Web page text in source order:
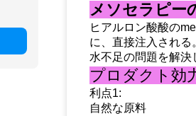
メソセラピー
ヒアルロン酸酸の
に、直接注入され
水不足の問題を解決
プロダクト効
利点1:
自然な原料